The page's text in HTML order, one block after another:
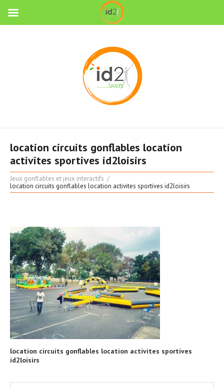
location circuits gonflables location
activites sportives id2loisirs
Jeux gonflables et jeux interactifs
location circuits gonflables location activites sportives id2loisirs
location circuits gonflables location activites sportives
id2loisirs